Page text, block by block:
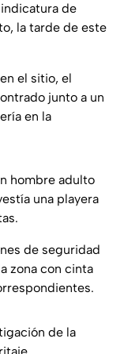
de
la tarde de este
el sitio, el
junto a un
en la
hombre adulto
una playera
de seguridad
zona con cinta
de la